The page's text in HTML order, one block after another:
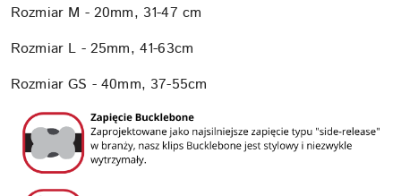
Rozmiar M - 20mm, 31-47 cm
Rozmiar L - 25mm, 41-63cm
Rozmiar GS - 40mm, 37-55cm